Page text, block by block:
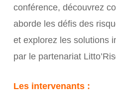
conférence, découvrez
aborde les défis des
et explorez les solutions
par le partenariat
Les intervenants :